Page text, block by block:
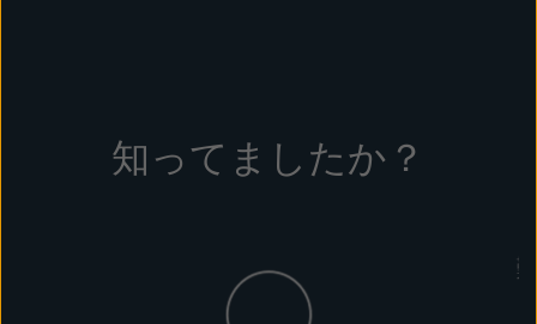
New Zealand Norge
United Kingdom
知ってましたか？